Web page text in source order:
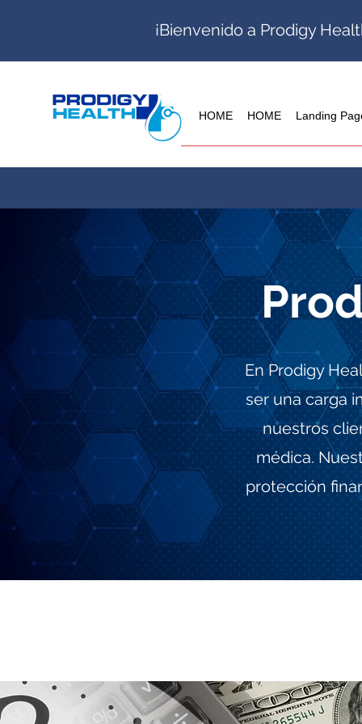
¡Bienvenido a Prodigy
HOME HOME Landing
En Prodigy
ser una carga
nuestros
médica.
protección